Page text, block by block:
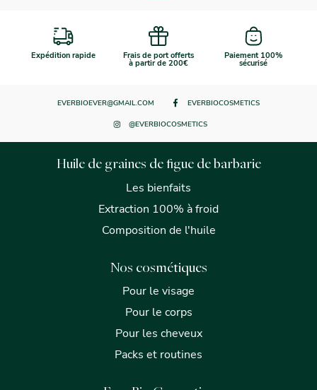
Expédition rapide Frais de port offerts
à partir de 200€
Paiement 100%
sécurisé
EVERBIOEVER@GMAIL.COM EVERBIOCOSMETICS
@EVERBIOCOSMETICS
Huile de graines de figue de barbarie
Les bienfaits
Extraction 100% à froid
Composition de l'huile
Nos cosmétiques
Pour le visage
Pour le corps
Pour les cheveux
Packs et routines